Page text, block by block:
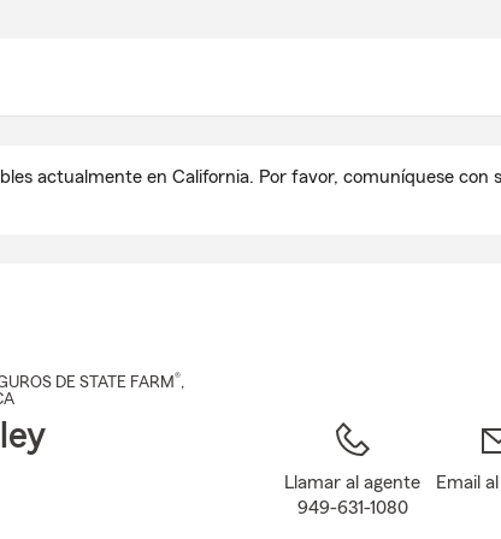
actualmente en California. Por favor, comuníquese
DE STATE FARM®,
Llamar al agente
949-631-1080
Email